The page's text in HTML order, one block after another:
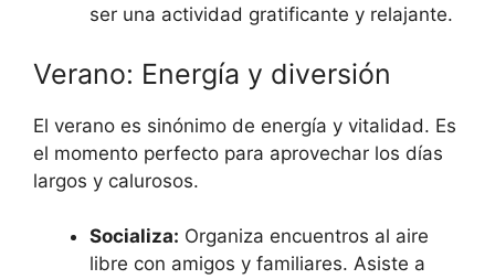
ser una actividad gratificante y relajante.
Verano: Energía y diversión
El verano es sinónimo de energía y vitalidad. Es
el momento perfecto para aprovechar los días
largos y calurosos.
Socializa: Organiza encuentros al aire
libre con amigos y familiares. Asiste a